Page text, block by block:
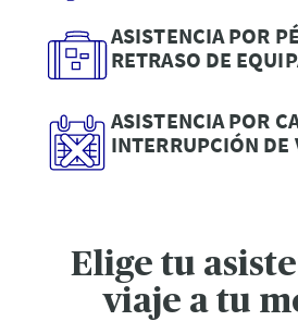
ASISTENCIA POR
RETRASO DE
ASISTENCIA POR
INTERRUPCIÓN DE
Elige tu
viaje a tu